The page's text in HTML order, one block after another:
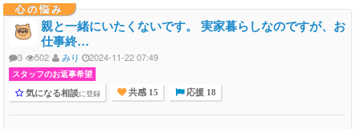
心の悩み
親と一緒にいたくないです。 実家暮らしなのですが、お
仕事終…
3 502 みり 2024-11-22 07:49
スタッフのお返事希望
気になる相談に登録 共感 15 応援 18